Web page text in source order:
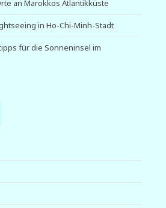
an Marokkos Atlantikküste
in Ho-Chi-Minh-Stadt
für die Sonneninsel im